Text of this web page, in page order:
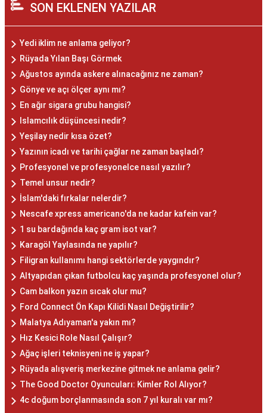
SON EKLENEN YAZILAR
Yedi iklim ne anlama geliyor?
Rüyada Yılan Başı Görmek
Ağustos ayında askere alınacağınız ne zaman?
Gönye ve açı ölçer aynı mı?
En ağır sigara grubu hangisi?
Islamcılık düşüncesi nedir?
Yeşilay nedir kısa özet?
Yazının icadı ve tarihi çağlar ne zaman başladı?
Profesyonel ve profesyonelce nasıl yazılır?
Temel unsur nedir?
İslam'daki fırkalar nelerdir?
Nescafe xpress americano'da ne kadar kafein var?
1 su bardağında kaç gram isot var?
Karagöl Yaylasında ne yapılır?
Filigran kullanımı hangi sektörlerde yaygındır?
Altyapıdan çıkan futbolcu kaç yaşında profesyonel olur?
Cam balkon yazın sıcak olur mu?
Ford Connect Ön Kapı Kilidi Nasıl Değiştirilir?
Malatya Adıyaman'a yakın mı?
Hız Kesici Role Nasıl Çalışır?
Ağaç işleri teknisyeni ne iş yapar?
Rüyada alışveriş merkezine gitmek ne anlama gelir?
The Good Doctor Oyuncuları: Kimler Rol Alıyor?
4c doğum borçlanmasında son 7 yıl kuralı var mı?